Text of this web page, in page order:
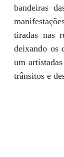
bandeiras
tiradas nas
deixando os
um
trânsitos e